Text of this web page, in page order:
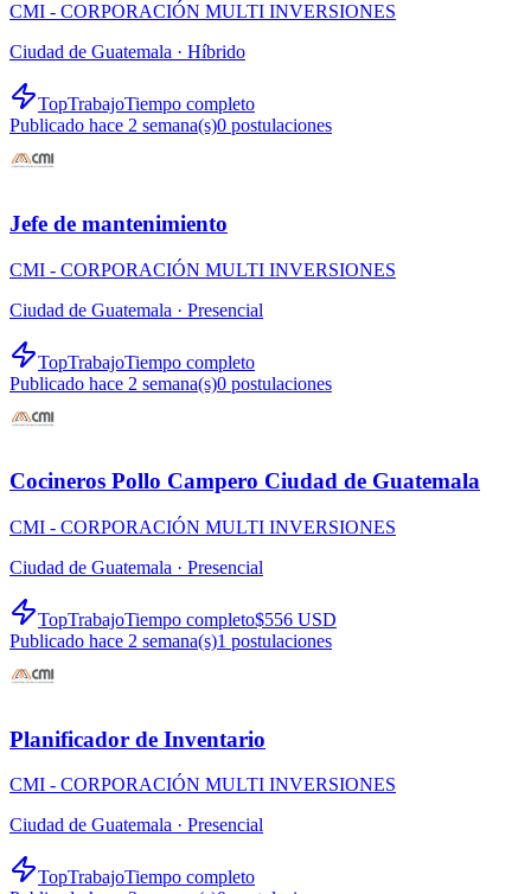
CMI - CORPORACIÓN MULTI INVERSIONES
Ciudad de Guatemala · Híbrido
TopTrabajoTiempo completo
Publicado hace 2 semana(s)0 postulaciones
Jefe de mantenimiento
CMI - CORPORACIÓN MULTI INVERSIONES
Ciudad de Guatemala · Presencial
TopTrabajoTiempo completo
Publicado hace 2 semana(s)0 postulaciones
Cocineros Pollo Campero Ciudad de Guatemala
CMI - CORPORACIÓN MULTI INVERSIONES
Ciudad de Guatemala · Presencial
TopTrabajoTiempo completo$556 USD
Publicado hace 2 semana(s)1 postulaciones
Planificador de Inventario
CMI - CORPORACIÓN MULTI INVERSIONES
Ciudad de Guatemala · Presencial
TopTrabajoTiempo completo